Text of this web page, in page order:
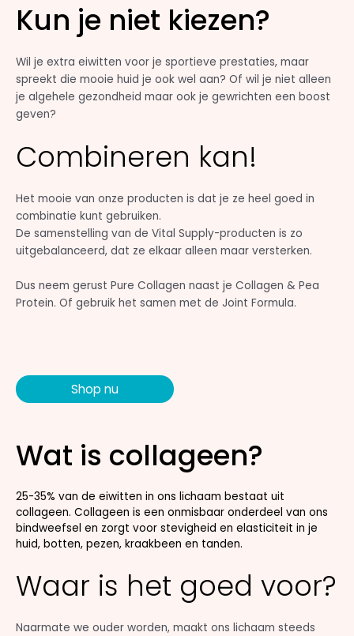
Kun je niet kiezen?
Wil je extra eiwitten voor je sportieve prestaties, maar
spreekt die mooie huid je ook wel aan? Of wil je niet alleen
je algehele gezondheid maar ook je gewrichten een boost
geven?
Combineren kan!
Het mooie van onze producten is dat je ze heel goed in
combinatie kunt gebruiken.
De samenstelling van de Vital Supply-producten is zo
uitgebalanceerd, dat ze elkaar alleen maar versterken.
Dus neem gerust Pure Collagen naast je Collagen & Pea
Protein. Of gebruik het samen met de Joint Formula.
Shop nu
Wat is collageen?
25-35% van de eiwitten in ons lichaam bestaat uit
collageen. Collageen is een onmisbaar onderdeel van ons
bindweefsel en zorgt voor stevigheid en elasticiteit in je
huid, botten, pezen, kraakbeen en tanden.
Waar is het goed voor?
Naarmate we ouder worden, maakt ons lichaam steeds